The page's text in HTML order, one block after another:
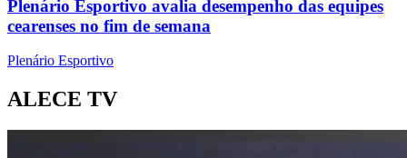
Plenário Esportivo avalia desempenho das equipes
cearenses no fim de semana
Plenário Esportivo
ALECE TV